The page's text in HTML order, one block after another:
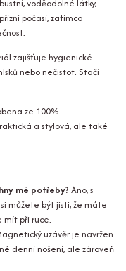
voděodolné látky,
počasí, zatímco
zajišťuje hygienické
nebo nečistot. Stačí
ze 100%
a stylová, ale také
mé potřeby? Ano, s
můžete být jisti, že máte
mít při ruce.
uzávěr je navržen
denní nošení, ale zároveň